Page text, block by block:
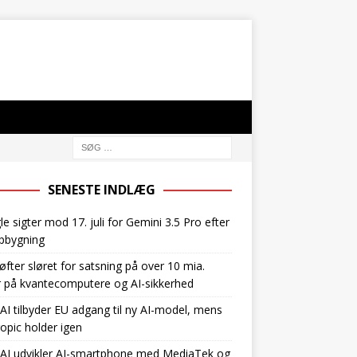
SENESTE INDLÆG
sigter mod 17. juli for Gemini 3.5 Pro efter
sløret for satsning på over 10 mia.
på kvantecomputere og AI-sikkerhed
tilbyder EU adgang til ny AI-model, mens
holder igen
udvikler AI-smartphone med MediaTek og